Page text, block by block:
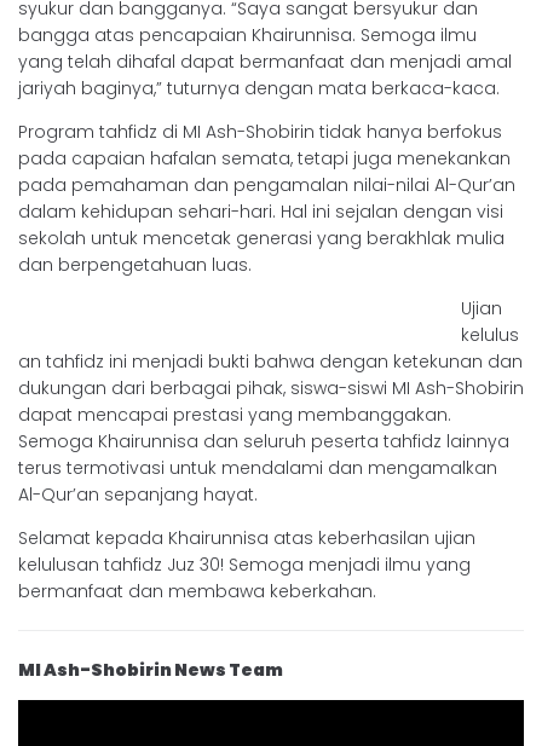
syukur dan bangganya. “Saya sangat bersyukur dan
bangga atas pencapaian Khairunnisa. Semoga ilmu
yang telah dihafal dapat bermanfaat dan menjadi amal
jariyah baginya,” tuturnya dengan mata berkaca-kaca.
Program tahfidz di MI Ash-Shobirin tidak hanya berfokus
pada capaian hafalan semata, tetapi juga menekankan
pada pemahaman dan pengamalan nilai-nilai Al-Qur’an
dalam kehidupan sehari-hari. Hal ini sejalan dengan visi
sekolah untuk mencetak generasi yang berakhlak mulia
dan berpengetahuan luas.
Ujian
kelulus
an tahfidz ini menjadi bukti bahwa dengan ketekunan dan
dukungan dari berbagai pihak, siswa-siswi MI Ash-Shobirin
dapat mencapai prestasi yang membanggakan.
Semoga Khairunnisa dan seluruh peserta tahfidz lainnya
terus termotivasi untuk mendalami dan mengamalkan
Al-Qur’an sepanjang hayat.
Selamat kepada Khairunnisa atas keberhasilan ujian
kelulusan tahfidz Juz 30! Semoga menjadi ilmu yang
bermanfaat dan membawa keberkahan.
MI Ash-Shobirin News Team